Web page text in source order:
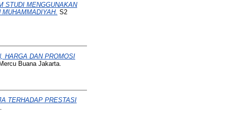
STUDI MENGGUNAKAN
S2
HARGA DAN PROMOSI
Buana Jakarta.
TERHADAP PRESTASI